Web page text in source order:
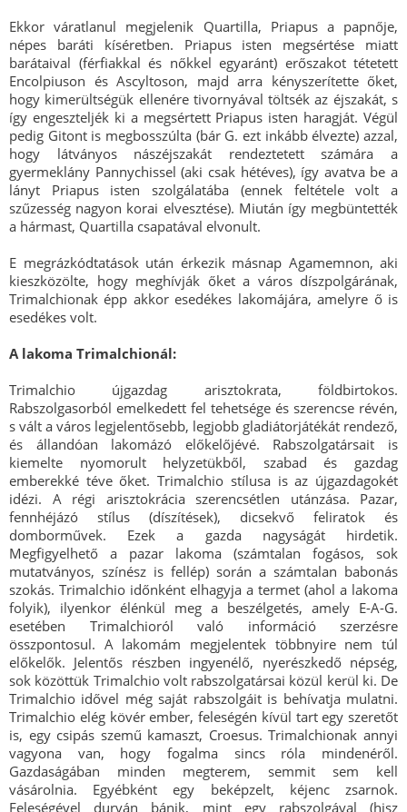
Ekkor váratlanul megjelenik Quartilla, Priapus a papnője,
népes baráti kíséretben. Priapus isten megsértése miatt
barátaival (férfiakkal és nőkkel egyaránt) erőszakot tétetett
Encolpiuson és Ascyltoson, majd arra kényszerítette őket,
hogy kimerültségük ellenére tivornyával töltsék az éjszakát, s
így engeszteljék ki a megsértett Priapus isten haragját. Végül
pedig Gitont is megbosszúlta (bár G. ezt inkább élvezte) azzal,
hogy látványos nászéjszakát rendeztetett számára a
gyermeklány Pannychissel (aki csak hétéves), így avatva be a
lányt Priapus isten szolgálatába (ennek feltétele volt a
szűzesség nagyon korai elvesztése). Miután így megbüntették
a hármast, Quartilla csapatával elvonult.
E megrázkódtatások után érkezik másnap Agamemnon, aki
kieszközölte, hogy meghívják őket a város díszpolgárának,
Trimalchionak épp akkor esedékes lakomájára, amelyre ő is
esedékes volt.
A lakoma Trimalchionál:
Trimalchio újgazdag arisztokrata, földbirtokos.
Rabszolgasorból emelkedett fel tehetsége és szerencse révén,
s vált a város legjelentősebb, legjobb gladiátorjátékát rendező,
és állandóan lakomázó előkelőjévé. Rabszolgatársait is
kiemelte nyomorult helyzetükből, szabad és gazdag
emberekké téve őket. Trimalchio stílusa is az újgazdagokét
idézi. A régi arisztokrácia szerencsétlen utánzása. Pazar,
fennhéjázó stílus (díszítések), dicsekvő feliratok és
domborművek. Ezek a gazda nagyságát hirdetik.
Megfigyelhető a pazar lakoma (számtalan fogásos, sok
mutatványos, színész is fellép) során a számtalan babonás
szokás. Trimalchio időnként elhagyja a termet (ahol a lakoma
folyik), ilyenkor élénkül meg a beszélgetés, amely E-A-G.
esetében Trimalchioról való információ szerzésre
összpontosul. A lakomám megjelentek többnyire nem túl
előkelők. Jelentős részben ingyenélő, nyerészkedő népség,
sok közöttük Trimalchio volt rabszolgatársai közül kerül ki. De
Trimalchio idővel még saját rabszolgáit is behívatja mulatni.
Trimalchio elég kövér ember, feleségén kívül tart egy szeretőt
is, egy csipás szemű kamaszt, Croesus. Trimalchionak annyi
vagyona van, hogy fogalma sincs róla mindenéről.
Gazdaságában minden megterem, semmit sem kell
vásárolnia. Egyébként egy beképzelt, kéjenc zsarnok.
Feleségével durván bánik, mint egy rabszolgával (hisz